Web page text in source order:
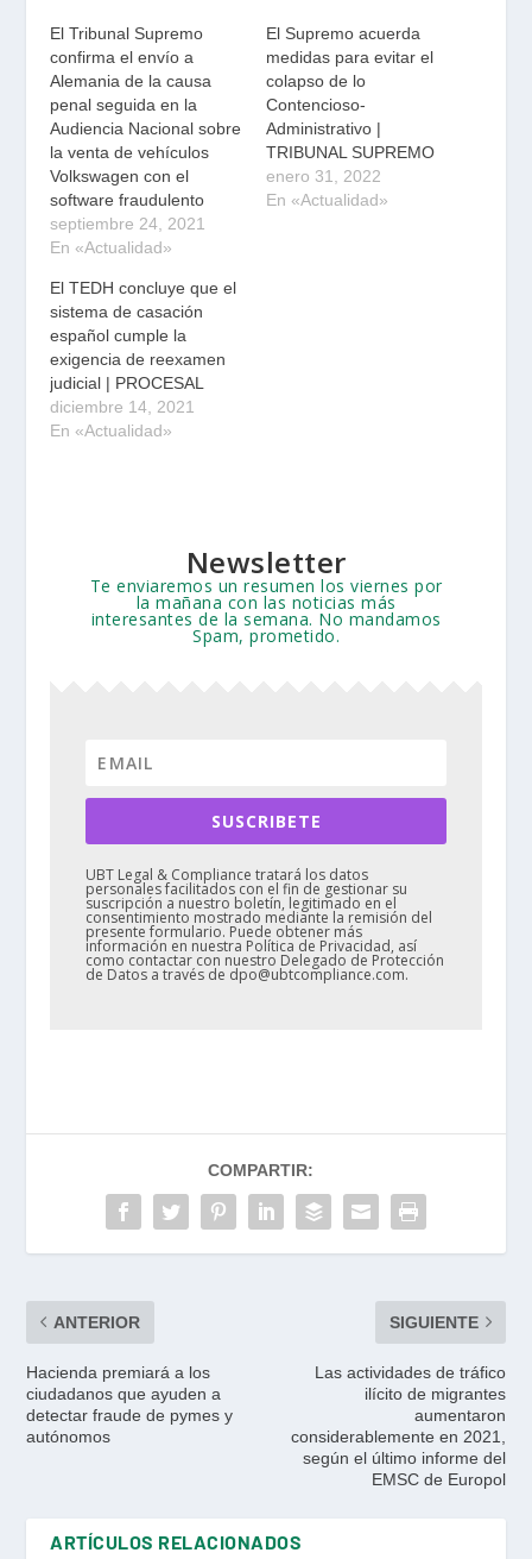
El Tribunal Supremo
confirma el envío a
Alemania de la causa
penal seguida en la
Audiencia Nacional sobre
la venta de vehículos
Volkswagen con el
software fraudulento
septiembre 24, 2021
En «Actualidad»
El Supremo acuerda
medidas para evitar el
colapso de lo
Contencioso-
Administrativo |
TRIBUNAL SUPREMO
enero 31, 2022
En «Actualidad»
El TEDH concluye que el
sistema de casación
español cumple la
exigencia de reexamen
judicial | PROCESAL
diciembre 14, 2021
En «Actualidad»
Newsletter
Te enviaremos un resumen los viernes por
la mañana con las noticias más
interesantes de la semana. No mandamos
Spam, prometido.
SUSCRIBETE
UBT Legal & Compliance tratará los datos
personales facilitados con el fin de gestionar su
suscripción a nuestro boletín, legitimado en el
consentimiento mostrado mediante la remisión del
presente formulario. Puede obtener más
información en nuestra Política de Privacidad, así
como contactar con nuestro Delegado de Protección
de Datos a través de dpo@ubtcompliance.com.
COMPARTIR:
ANTERIOR
Hacienda premiará a los
ciudadanos que ayuden a
detectar fraude de pymes y
autónomos
SIGUIENTE
Las actividades de tráfico
ilícito de migrantes
aumentaron
considerablemente en 2021,
según el último informe del
EMSC de Europol
ARTÍCULOS RELACIONADOS